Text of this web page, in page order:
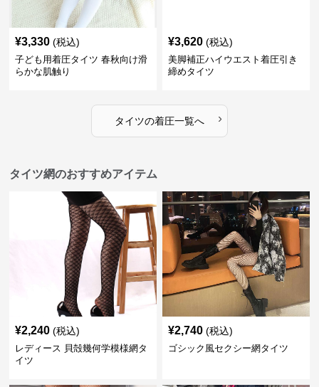
¥3,330 (税込)
子ども用着圧タイツ 春秋向け滑
らかな肌触り
¥3,620 (税込)
美脚補正ハイウエスト着圧引き
締めタイツ
タイツの着圧一覧へ ›
タイツ網のおすすめアイテム
¥2,240 (税込)
レディース 貝殻幾何学模様網タ
イツ
¥2,740 (税込)
ゴシック風セクシー網タイツ